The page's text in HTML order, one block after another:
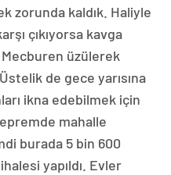
zorunda kaldık. Haliyle
çıkıyorsa kavga
üzülerek
de gece yarısına
ikna edebilmek için
mahalle
burada 5 bin 600
yapıldı. Evler